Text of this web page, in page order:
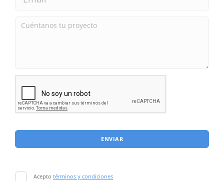
ENVIAR
Acepto términos y condiciones